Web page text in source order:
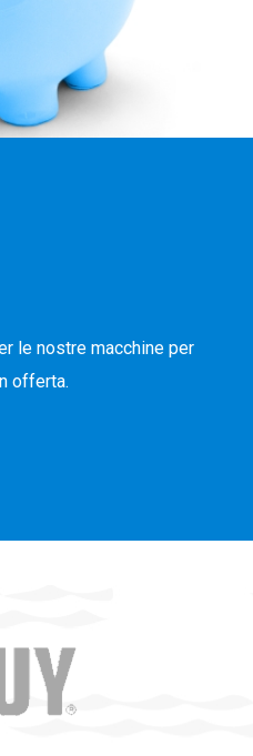
le nostre macchine per
offerta.